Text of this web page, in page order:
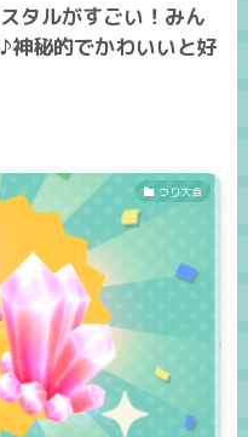
タルがすごい！みん
神秘的でかわいいと好
つり大会